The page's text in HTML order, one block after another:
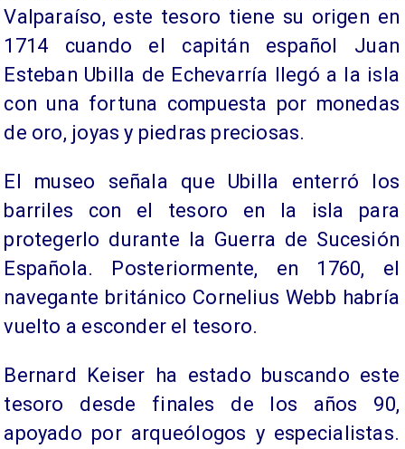
Valparaíso, este tesoro tiene su origen en
1714 cuando el capitán español Juan
Esteban Ubilla de Echevarría llegó a la isla
con una fortuna compuesta por monedas
de oro, joyas y piedras preciosas.
El museo señala que Ubilla enterró los
barriles con el tesoro en la isla para
protegerlo durante la Guerra de Sucesión
Española. Posteriormente, en 1760, el
navegante británico Cornelius Webb habría
vuelto a esconder el tesoro.
Bernard Keiser ha estado buscando este
tesoro desde finales de los años 90,
apoyado por arqueólogos y especialistas.